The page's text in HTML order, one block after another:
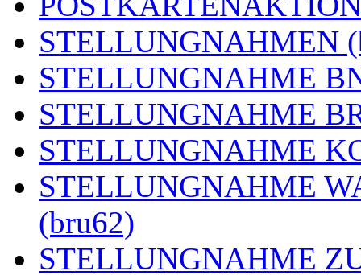
STELLUNGNAHMEN
STELLUNGNAHME
STELLUNGNAHME
STELLUNGNAHME
STELLUNGNAHME
(bru62)
STELLUNGNAHME